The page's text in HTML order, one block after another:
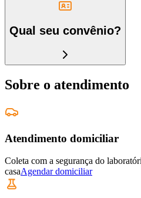
Qual seu convênio?
Sobre o atendimento
Atendimento domiciliar
Coleta com a segurança do
casaAgendar domiciliar